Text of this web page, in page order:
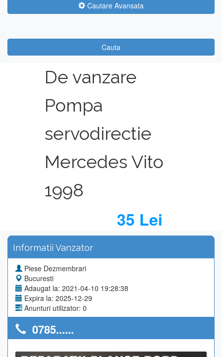
Cautare Avansata
Cauta
De vanzare
Pompa
servodirectie
Mercedes Vito
1998
35 Lei
Informatii Vanzator
Piese Dezmembrari
Bucuresti
Adaugat la: 2021-04-10 19:28:38
Expira la: 2025-12-29
Anunturi utilizator: 0
0785......